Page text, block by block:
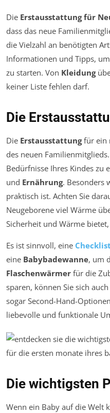
Die Erstausstattung für
dass das neue
die Vielzahl an benötigten
Informationen und Tipps,
zu starten. Von Kleidung
keiner Liste fehlen darf.
Die
Die Erstausstattungfür ein
des neuen
Bedürfnisse Ihres Kindes zu
und Ernährung. Besonders
praktisch ist. Achten Sie
Neugeborene viel Wärme
Sicherheit und Wärme
Es ist sinnvoll, eine
eine Babybadewanne, um
Flaschenwärmer für die
sparen, können Sie sich
sogar Second-Hand-
liebevolle und funktionale
Die wichtigsten
Wenn ein Baby auf die Welt